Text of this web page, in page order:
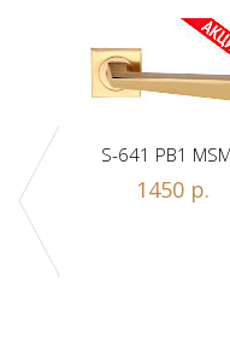
A
S-641 PB1 MSM
1450 р.